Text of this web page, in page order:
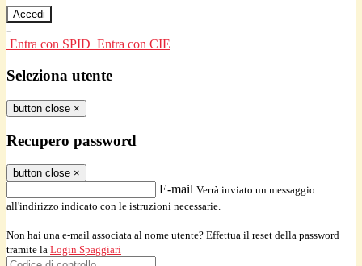
-
Entra con SPID Entra con CIE
Seleziona utente
button close ×
Recupero password
button close ×
E-mail Verrà inviato un messaggio
all'indirizzo indicato con le istruzioni necessarie.
Non hai una e-mail associata al nome utente? Effettua il reset della password
tramite la Login Spaggiari